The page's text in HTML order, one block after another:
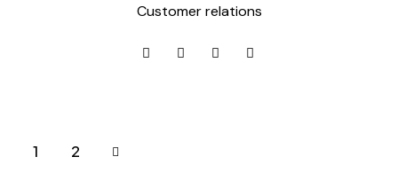
Customer relations
1 2